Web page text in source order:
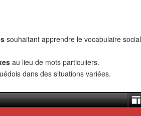
souhaitant apprendre le vocabulaire social
au lieu de mots particuliers.
dans des situations variées.